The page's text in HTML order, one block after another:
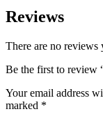
Reviews
There are no reviews
Be the first to review
Your email address
marked *